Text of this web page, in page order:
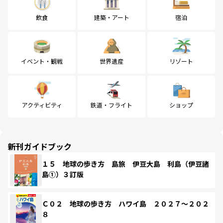
飲食 建築・アート 宿泊
イベント・観戦 世界遺産 リゾート
アクティビティ 鉄道・フライト ショップ
新刊ガイドブック
１５ 地球の歩き方 島旅 伊豆大島 利島（伊豆諸
島①）３訂版
Ｃ０２ 地球の歩き方 ハワイ島 ２０２７～２０２
８